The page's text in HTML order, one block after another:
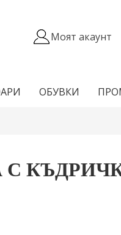
Моят акаунт
ОБУВКИ
С